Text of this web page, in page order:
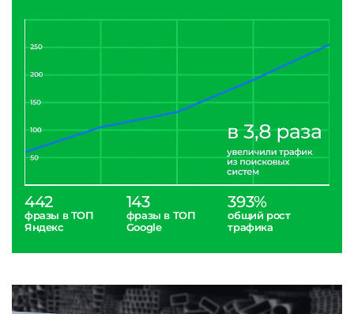
442
фразы в ТОП
Яндекс
143
фразы в ТОП
Google
393%
общий рост
трафика